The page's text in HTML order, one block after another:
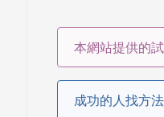
本網站提供的
成功的人找方